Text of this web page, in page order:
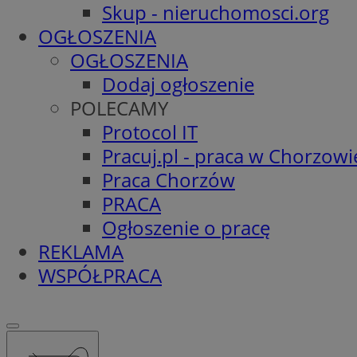
Skup - nieruchomosci.org
OGŁOSZENIA
OGŁOSZENIA
Dodaj ogłoszenie
POLECAMY
Protocol IT
Pracuj.pl - praca w
Praca Chorzów
PRACA
Ogłoszenie o pracę
REKLAMA
WSPÓŁPRACA